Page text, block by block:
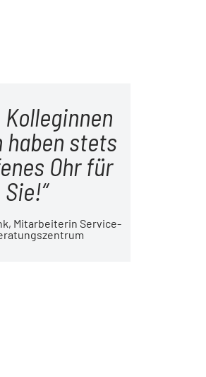
Kolleginnen
haben stets
Ohr für
Sie!
Mitarbeiterin Service-